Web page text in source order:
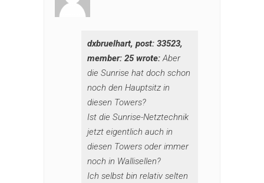
dxbruelhart, post: 33523,
member: 25 wrote:Aber
die Sunrise hat doch schon
noch den Hauptsitz in
diesen Towers?
Ist die Sunrise-Netztechnik
jetzt eigentlich auch in
diesen Towers oder immer
noch in Wallisellen?
Ich selbst bin relativ selten